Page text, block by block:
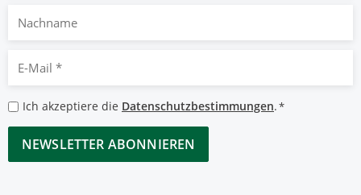
Nachname
Mail
*
Datenschutzbestimmungen
*
Ich akzeptiere die Datenschutzbestimmungen.*
CAPTCHA